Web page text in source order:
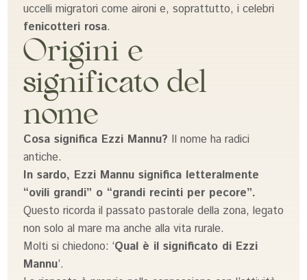
uccelli migratori come aironi e, soprattutto, i celebri
fenicotteri rosa.
Origini e
significato del
nome
Cosa significa Ezzi Mannu? Il nome ha radici
antiche.
In sardo, Ezzi Mannu significa letteralmente
“ovili grandi” o “grandi recinti per pecore”.
Questo ricorda il passato pastorale della zona, legato
non solo al mare ma anche alla vita rurale.
Molti si chiedono: ‘Qual è il significato di Ezzi
Mannu’.